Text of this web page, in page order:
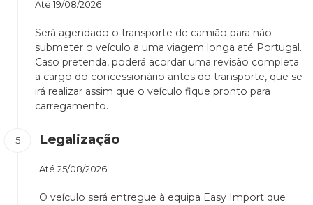
Até 19/08/2026
Será agendado o transporte de camião para não
submeter o veículo a uma viagem longa até Portugal.
Caso pretenda, poderá acordar uma revisão completa
a cargo do concessionário antes do transporte, que se
irá realizar assim que o veículo fique pronto para
carregamento.
Legalização
Até 25/08/2026
O veículo será entregue à equipa Easy Import que